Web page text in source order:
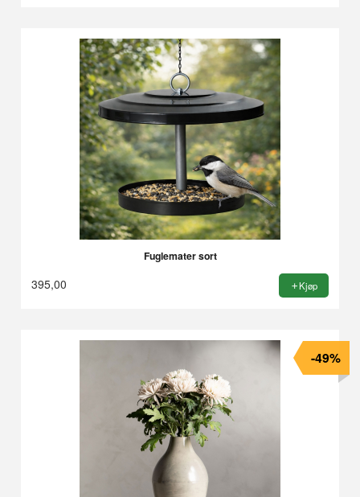
Fuglemater sort
395,00 Kjøp
-49%